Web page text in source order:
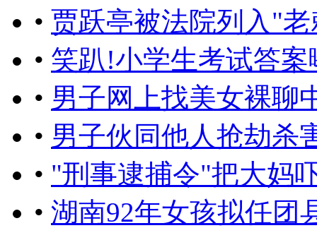
• 贾跃亭被法院列入"
• 笑趴!小学生考试答
• 男子网上找美女裸聊
• 男子伙同他人抢劫杀
• "刑事逮捕令"把大妈
• 湖南92年女孩拟任团